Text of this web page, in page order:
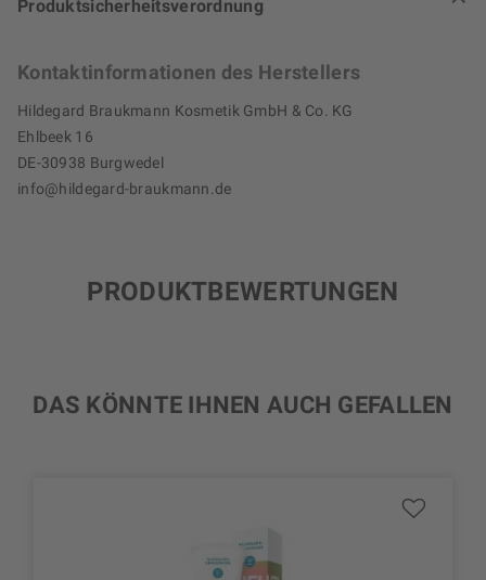
Produktsicherheitsverordnung
Kontaktinformationen des Herstellers
Hildegard Braukmann Kosmetik GmbH & Co. KG
Ehlbeek 16
DE-30938 Burgwedel
info@hildegard-braukmann.de
PRODUKTBEWERTUNGEN
DAS KÖNNTE IHNEN AUCH GEFALLEN